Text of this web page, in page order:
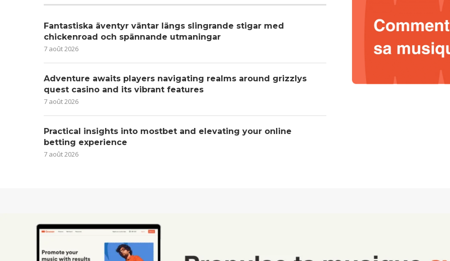
Fantastiska äventyr väntar längs slingrande stigar med
chickenroad och spännande utmaningar
7 août 2026
Adventure awaits players navigating realms around grizzlys
quest casino and its vibrant features
7 août 2026
Practical insights into mostbet and elevating your online
betting experience
7 août 2026